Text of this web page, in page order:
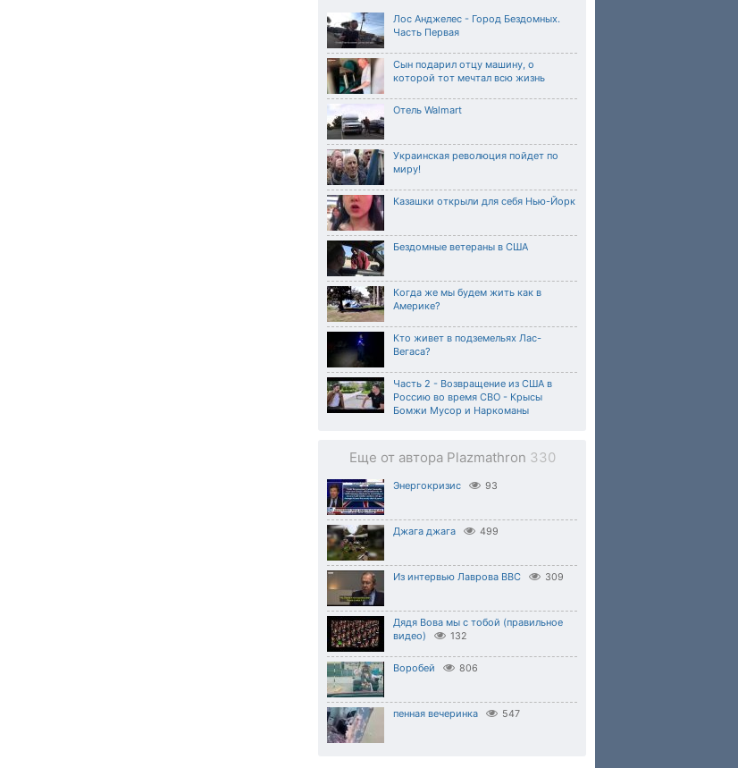
Лос Анджелес - Город Бездомных.
Часть Первая
Сын подарил отцу машину, о
которой тот мечтал всю жизнь
Отель Walmart
Украинская революция пойдет по
миру!
Казашки открыли для себя Нью-Йорк
Бездомные ветераны в США
Когда же мы будем жить как в
Америке?
Кто живет в подземельях Лас-
Вегаса?
Часть 2 - Возвращение из США в
Россию во время СВО - Крысы
Бомжи Мусор и Наркоманы
Еще от автора Plazmathron 330
Энергокризис 93
Джага джага 499
Из интервью Лаврова ВВС 309
Дядя Вова мы с тобой (правильное
видео)
132
Воробей 806
пенная вечеринка 547